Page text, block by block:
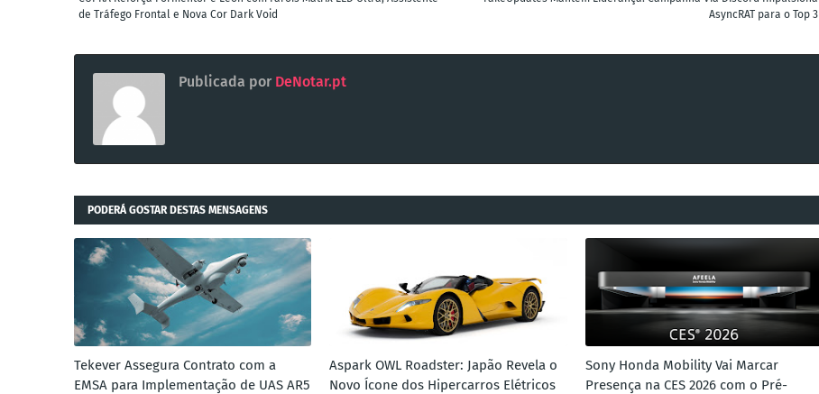
AsyncRAT para o Top 3
de Tráfego Frontal e Nova Cor Dark Void
Publicada por DeNotar.pt
PODERÁ GOSTAR DESTAS MENSAGENS
Tekever Assegura Contrato com a
EMSA para Implementação de UAS AR5
Aspark OWL Roadster: Japão Revela o
Novo Ícone dos Hipercarros Elétricos
Sony Honda Mobility Vai Marcar
Presença na CES 2026 com o Pré-